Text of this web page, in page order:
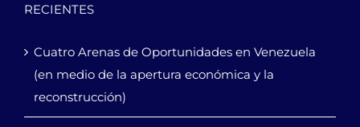
RECIENTES
Cuatro Arenas de Oportunidades en Venezuela
(en medio de la apertura económica y la
reconstrucción)